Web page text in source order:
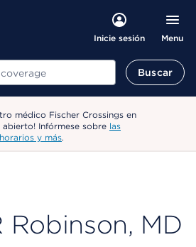
Inicie sesión Menu
Buscar
médico Fischer Crossings en
Infórmese sobre las
y más.
Robinson, MD